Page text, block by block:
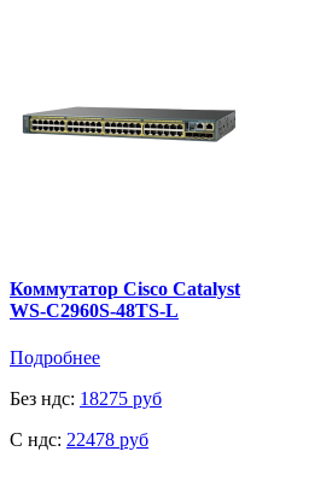
Коммутатор Cisco Catalyst
WS-C2960S-48TS-L
Подробнее
Без ндс: 18275 руб
C ндс: 22478 руб